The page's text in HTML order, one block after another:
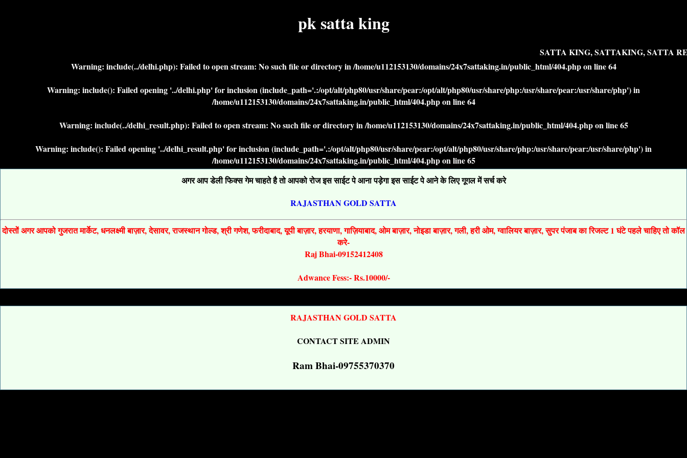
pk satta king
SATTA KING, SATTAKING, SATTA
Warning: include(../delhi.php): Failed to open stream: No such file or directory in/home/u112153130/domains/24x7sattaking.in/public_html/404.phpon line64
Warning: include(): Failed opening '../delhi.php' for inclusion (include_path='.:/opt/alt/php80/usr/share/pear:/opt/alt/php80/usr/share/php:/usr/share/pear:/usr/share/php') in
/home/u112153130/domains/24x7sattaking.in/public_html/404.phpon line64
Warning: include(../delhi_result.php): Failed to open stream: No such file or directory in/home/u112153130/domains/24x7sattaking.in/public_html/404.phpon line65
Warning: include(): Failed opening '../delhi_result.php' for inclusion (include_path='.:/opt/alt/php80/usr/share/pear:/opt/alt/php80/usr/share/php:/usr/share/pear:/usr/share/php') in
/home/u112153130/domains/24x7sattaking.in/public_html/404.phpon line65
अगर आप डेली फिक्स गेम चाहते है तो आपको रोज इस साईट पे आना पड़ेगा इस साईट पे आने के लिए गूगल में सर्च करे
RAJASTHAN GOLD SATTA
दोस्तों अगर आपको गुजरात मार्केट, धनलक्ष्मी बाज़ार, देसावर, राजस्थान गोल्ड, श्री गणेश, फरीदाबाद, यूपी बाज़ार, हरयाणा, गाज़ियाबाद, ओम बाज़ार, नोइडा बाज़ार, गली, हरी ओम, ग्वालियर बाज़ार, सुपर पंजाब का रिजल्ट 1 घंटे पहले चाहिए तो कॉल
करे-
Raj Bhai-09152412408
Adwance Fess:- Rs.10000/-
RAJASTHAN GOLD SATTA
CONTACT SITE ADMIN
Ram Bhai-09755370370